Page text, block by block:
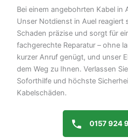
Bei einem angebohrten Kabel in
Unser Notdienst in Auel reagiert
Schaden präzise und sorgt für
fachgerechte Reparatur – ohne
kurzer Anruf genügt, und unser
dem Weg zu Ihnen. Verlassen
Soforthilfe und höchste
Kabelschäden.
0157 924